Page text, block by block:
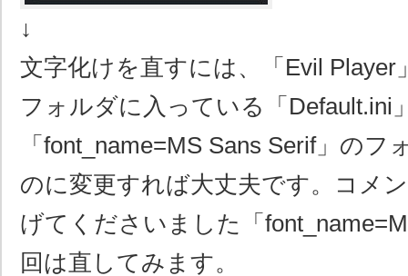
↓
文字化けを直すには、「Evil Player
フォルダに入っている「Default.ini
「font_name=MS Sans Serif」のフ
のに変更すれば大丈夫です。コメ
げてくださいました「
回は直してみます。